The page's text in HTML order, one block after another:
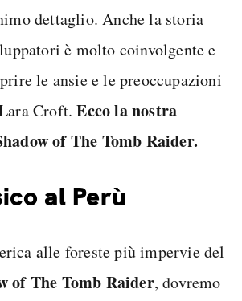
dettaglio. Anche la storia
è molto coinvolgente e
le ansie e le preoccupazioni
Croft.Ecco la nostra
of The Tomb Raider.
al Perù
alle foreste più impervie del
of The Tomb Raider, dovremo